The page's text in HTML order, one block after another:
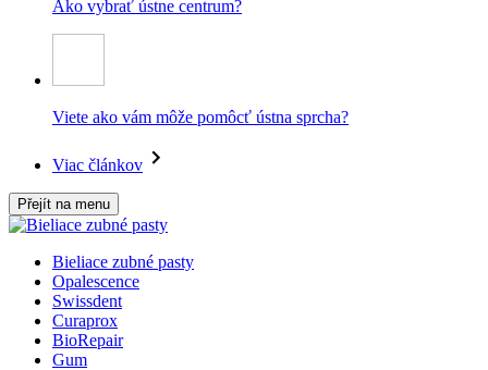
Ako vybrať ústne centrum?
Viete ako vám môže pomôcť ústna sprcha?
Viac článkov
Přejít na menu
Bieliace zubné pasty
Opalescence
Swissdent
Curaprox
BioRepair
Gum